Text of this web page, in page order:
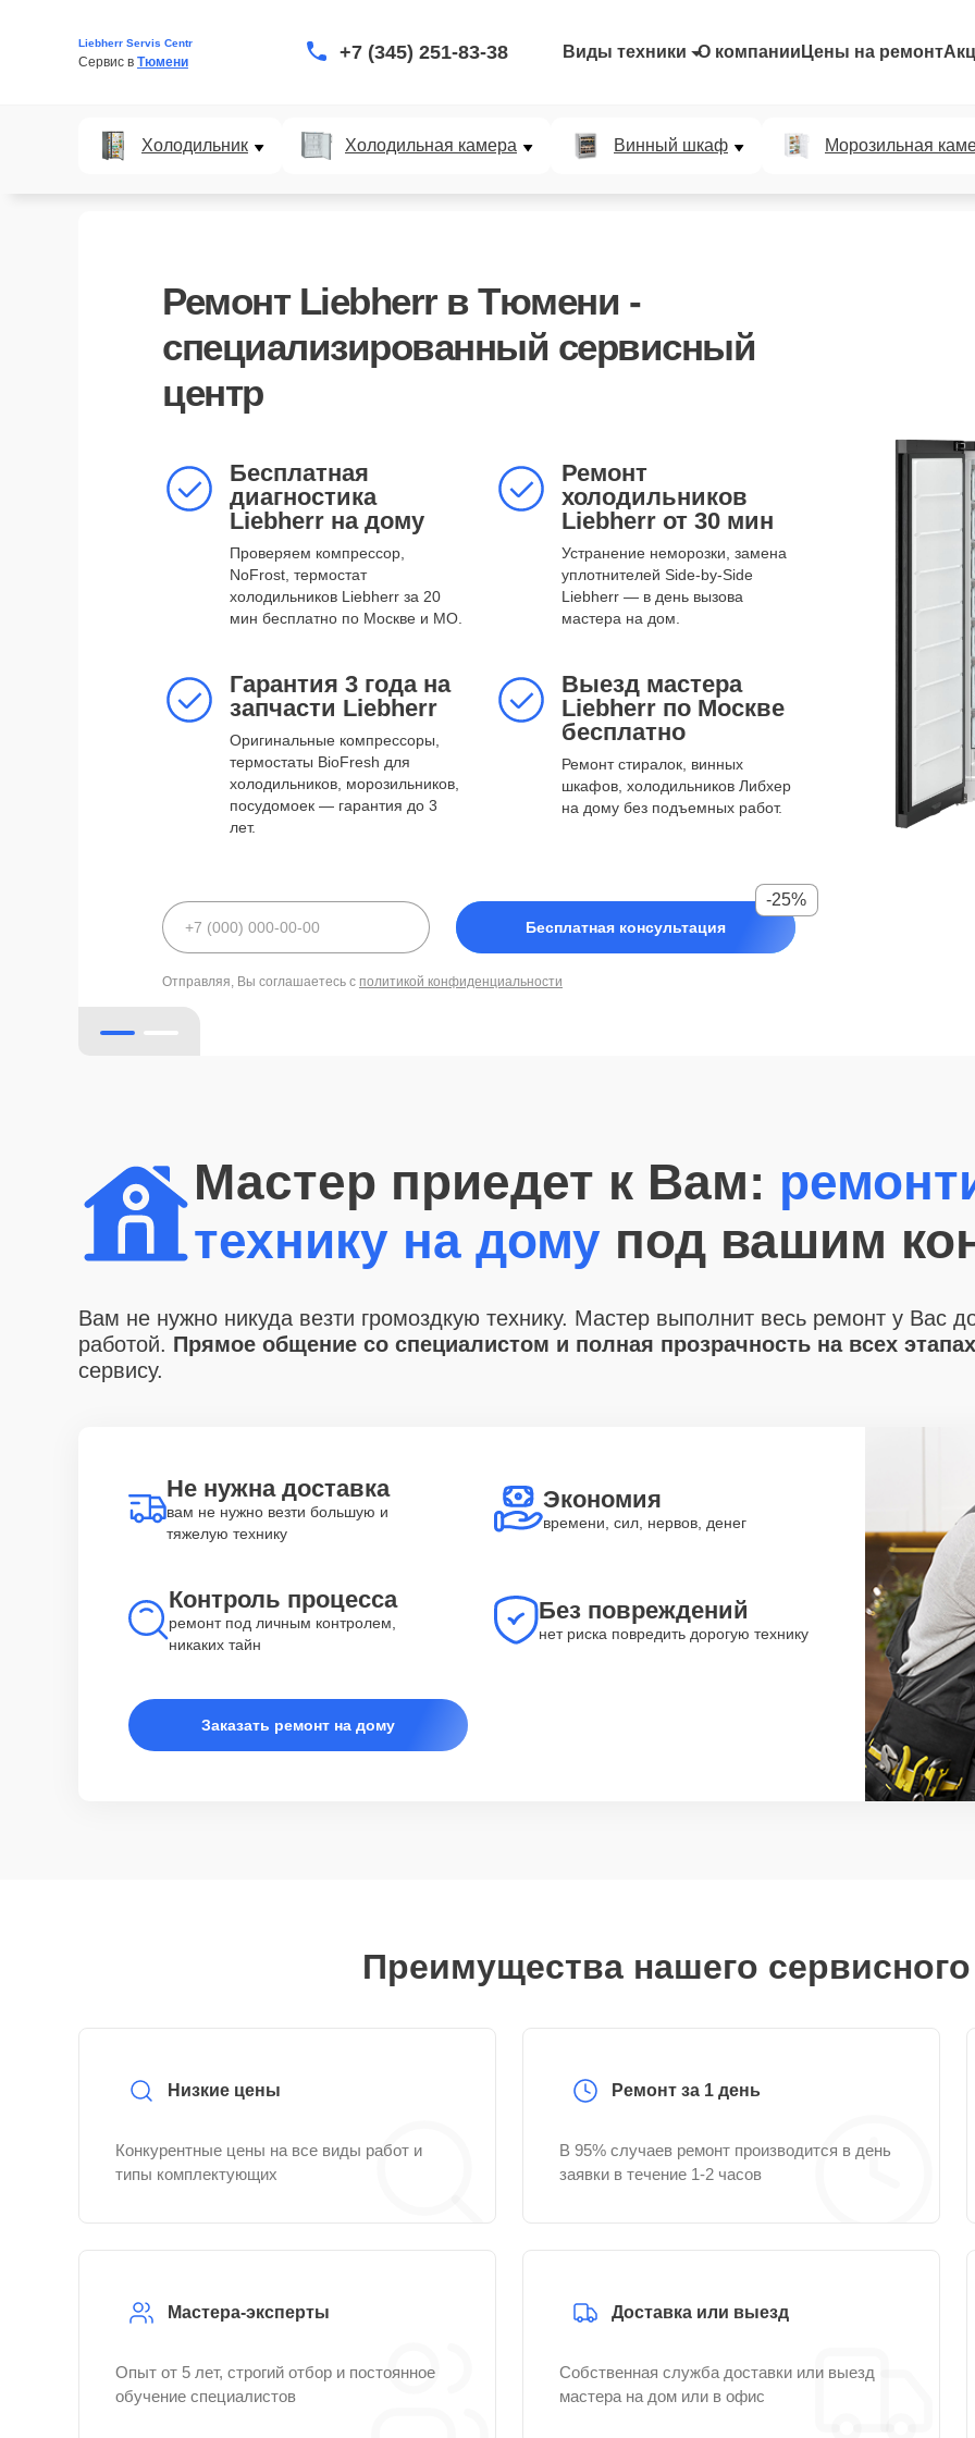
Liebherr Servis Centr
Сервис в Тюмени +7 (345) 251-83-38 Виды техники О компании Цены на ремонт
Холодильник Холодильная камера Винный шкаф Морозильная
Ремонт Liebherr в Тюмени -
специализированный сервисный
центр
Бесплатная
диагностика
Liebherr на дому
Проверяем компрессор,
NoFrost, термостат
холодильников Liebherr за 20
мин бесплатно по Москве и МО. ​
Ремонт
холодильников
Liebherr от 30 мин
Устранение неморозки, замена
уплотнителей Side-by-Side
Liebherr — в день вызова
мастера на дом. ​
Гарантия 3 года на
запчасти Liebherr
Оригинальные компрессоры,
термостаты BioFresh для
холодильников, морозильников,
посудомоек — гарантия до 3
лет. ​
Выезд мастера
Liebherr по Москве
бесплатно
Ремонт стиралок, винных
шкафов, холодильников Либхер
на дому без подъемных работ.
Бесплатная консультация
-25%
Отправляя, Вы соглашаетесь с политикой конфиденциальности
на дому
Проверяем компрессор, NoFrost,
термостат холодильников Liebherr
за 20 мин бесплатно по Москве и
МО. ​
Liebherr от 30 мин
Устранение неморозки, замена
уплотнителей Side-by-Side Liebherr
— в день вызова мастера на дом. ​
Оригинальные компрессоры,
термостаты BioFresh для
холодильников, морозильников,
посудомоек — гарантия до 3 лет. ​
бесплатно
Ремонт стиралок, винных шкафов,
холодильников Либхер на дому
без подъемных работ.
политикой конфиденциальности
Мастер приедет к Вам:
технику на дому под вашим
Вам не нужно никуда везти громоздкую технику. Мастер выполнит весь ремонт у Вас
работой. Прямое общение со специалистом и полная прозрачность на всех этапах
сервису.
Не нужна доставка
вам не нужно везти большую и
тяжелую технику
Экономия
времени, сил, нервов, денег
Контроль процесса
ремонт под личным контролем,
никаких тайн
Без повреждений
нет риска повредить дорогую технику
Заказать ремонт на дому
Преимущества нашего
Низкие цены
Конкурентные цены на все виды работ и
типы комплектующих
Ремонт за 1 день
В 95% случаев ремонт производится в день
заявки в течение 1-2 часов
Мастера-эксперты
Опыт от 5 лет, строгий отбор и постоянное
обучение специалистов
Доставка или выезд
Собственная служба доставки или выезд
мастера на дом или в офис